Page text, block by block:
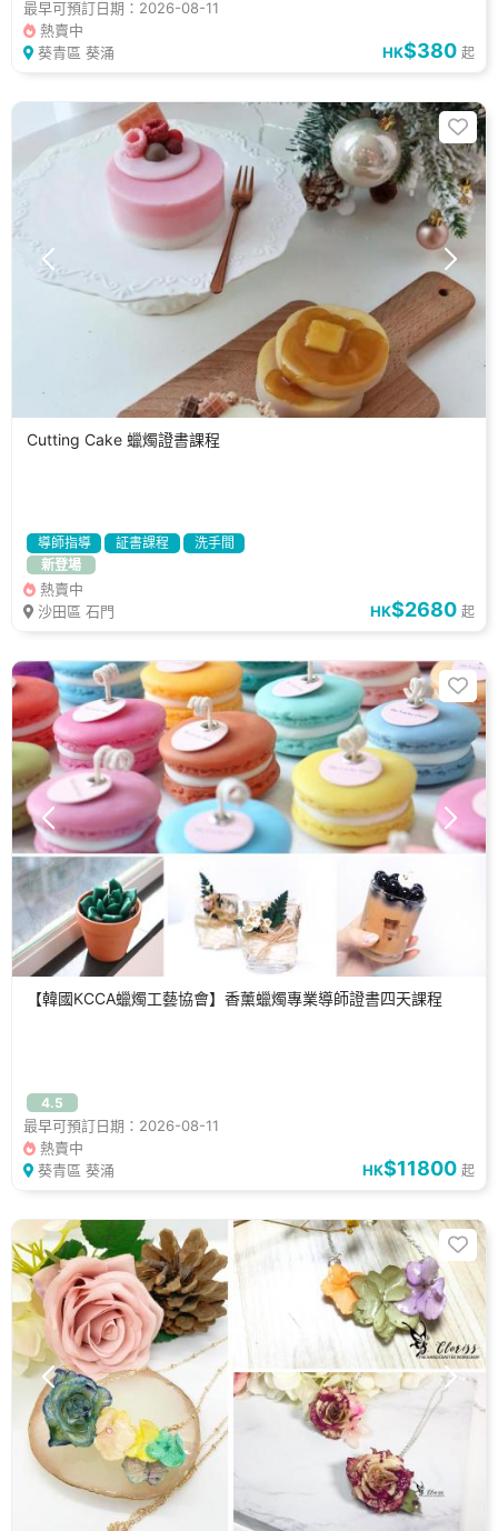
最早可預訂日期：2026-08-11
熱賣中
葵青區 葵涌
HK$380 起
Cutting Cake 蠟燭證書課程
導師指導 証書課程
洗手間
新登場
熱賣中
沙田區 石門
HK$2680 起
【韓國KCCA蠟燭工藝協會】香薰蠟燭專業導師證書四天課程
4.5
最早可預訂日期：2026-08-11
熱賣中
葵青區 葵涌
HK$11800 起